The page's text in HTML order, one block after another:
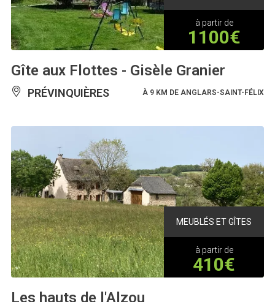
à partir de
1100€
Gîte aux Flottes - Gisèle Granier
PRÉVINQUIÈRES À 9 KM DE ANGLARS-SAINT-FÉLIX
MEUBLÉS ET GÎTES
à partir de
410€
Les hauts de l'Alzou